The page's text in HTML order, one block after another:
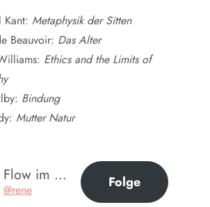
Kant: Metaphysik der Sitten
Beauvoir: Das Alter
Ethics and the Limits of
Bindung
Mutter Natur
Flow im Ohr
@rene Folge